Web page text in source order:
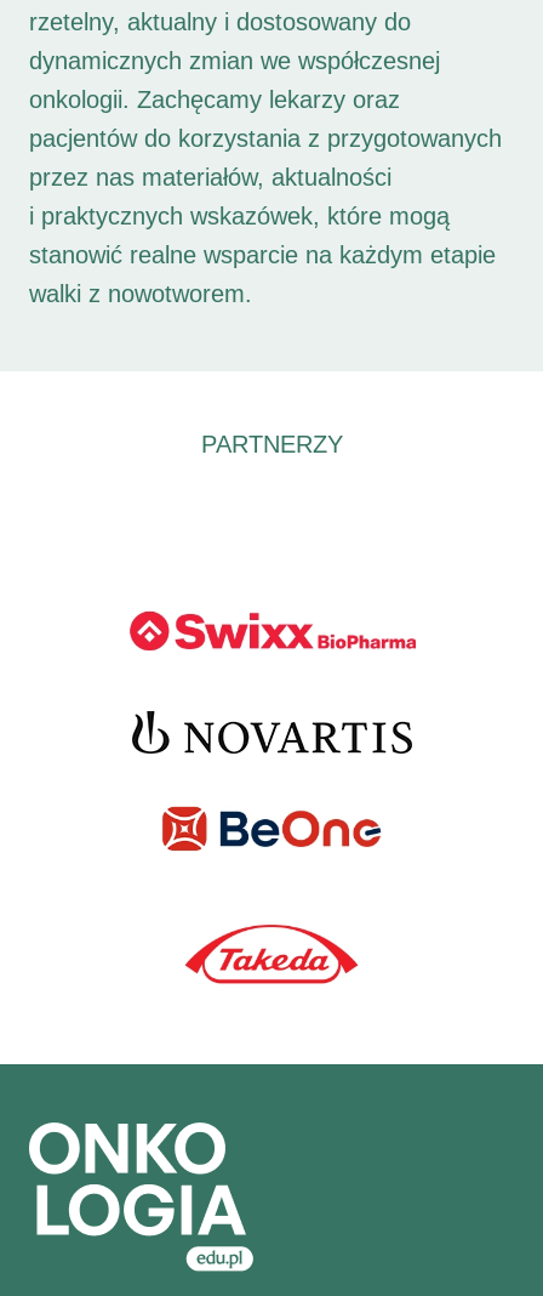
rzetelny, aktualny i dostosowany do
dynamicznych zmian we współczesnej
onkologii. Zachęcamy lekarzy oraz
pacjentów do korzystania z przygotowanych
przez nas materiałów, aktualności
i praktycznych wskazówek, które mogą
stanowić realne wsparcie na każdym etapie
walki z nowotworem.
PARTNERZY